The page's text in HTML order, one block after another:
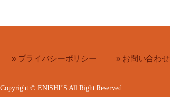
» プライバシーポリシー » お問い合わせ
Copyright © ENISHI’S All Right Reserved.